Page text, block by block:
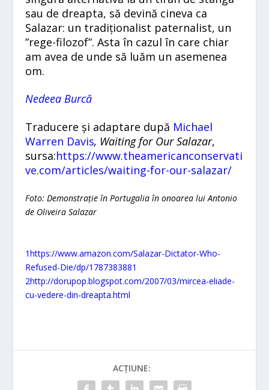
sau de dreapta, să devină cineva ca
Salazar: un tradiționalist paternalist, un
”rege-filozof”. Asta în cazul în care chiar
am avea de unde să luăm un asemenea
om.
Nedeea Burcă
Traducere și adaptare după Michael
Warren Davis, Waiting for Our Salazar,
sursa:https://www.theamericanconservati
ve.com/articles/waiting-for-our-salazar/
Foto: Demonstrație în Portugalia în onoarea lui Antonio
de Oliveira Salazar
1https://www.amazon.com/Salazar-Dictator-Who-
Refused-Die/dp/1787383881
2http://dorupop.blogspot.com/2007/03/mircea-eliade-
cu-vedere-din-dreapta.html
ACȚIUNE: